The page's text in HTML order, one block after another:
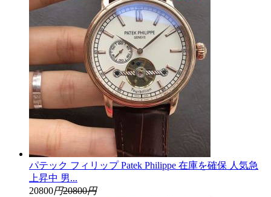
パテック フィリップ Patek Philippe 在庫を確保 人気急
上昇中 男...
20800円20800円